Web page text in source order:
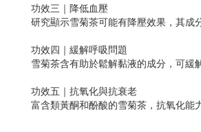
功效三｜降低血壓
研究顯示雪菊茶可能有降壓效果，其成
功效四｜緩解呼吸問題
雪菊茶含有助於鬆解黏液的成分，可緩
功效五｜抗氧化與抗衰老
富含類黃酮和酚酸的雪菊茶，抗氧化能